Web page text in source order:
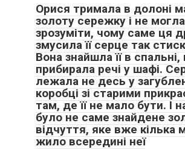
Орися тримала в долоні
золоту сережку і не могла
зрозуміти, чому саме ця
змусила її серце так
Вона знайшла її в спальні,
прибирала речі у шафі.
лежала не десь у
коробці зі старими
там, де її не мало бути. І
було не саме знайдене
відчуття, яке вже кілька
жило всередині неї